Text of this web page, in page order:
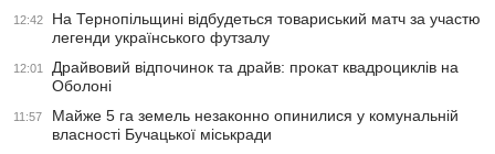
12:42
На Тернопільщині відбудеться товариський матч за участю
легенди українського футзалу
12:01
Драйвовий відпочинок та драйв: прокат квадроциклів на
Оболоні
11:57
Майже 5 га земель незаконно опинилися у комунальній
власності Бучацької міськради